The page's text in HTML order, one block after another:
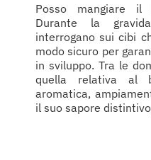
Posso mangiare il
Durante la
interrogano sui cibi
modo sicuro per
in sviluppo. Tra le
quella relativa al
aromatica,
il suo sapore